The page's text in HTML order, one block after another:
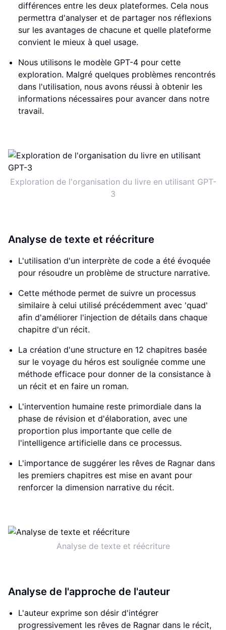
différences entre les deux plateformes. Cela nous
permettra d'analyser et de partager nos réflexions
sur les avantages de chacune et quelle plateforme
convient le mieux à quel usage.
Nous utilisons le modèle GPT-4 pour cette
exploration. Malgré quelques problèmes rencontrés
dans l'utilisation, nous avons réussi à obtenir les
informations nécessaires pour avancer dans notre
travail.
Exploration de l'organisation du livre en utilisant GPT-
3
Analyse de texte et réécriture
L'utilisation d'un interprète de code a été évoquée
pour résoudre un problème de structure narrative.
Cette méthode permet de suivre un processus
similaire à celui utilisé précédemment avec 'quad'
afin d'améliorer l'injection de détails dans chaque
chapitre d'un récit.
La création d'une structure en 12 chapitres basée
sur le voyage du héros est soulignée comme une
méthode efficace pour donner de la consistance à
un récit et en faire un roman.
L'intervention humaine reste primordiale dans la
phase de révision et d'élaboration, avec une
proportion plus importante que celle de
l'intelligence artificielle dans ce processus.
L'importance de suggérer les rêves de Ragnar dans
les premiers chapitres est mise en avant pour
renforcer la dimension narrative du récit.
Analyse de texte et réécriture
Analyse de l'approche de l'auteur
L'auteur exprime son désir d'intégrer
progressivement les rêves de Ragnar dans le récit,